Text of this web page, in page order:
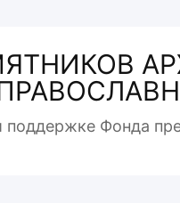
поддержке Фонда